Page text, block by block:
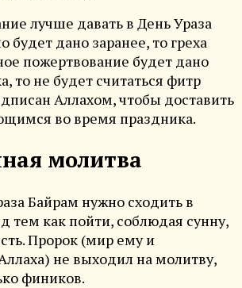
лучше давать в День Ураза
будет дано заранее, то греха
пожертвование будет дано
то не будет считаться фитр
Аллахом, чтобы доставить
во время праздника.
молитва
Байрам нужно сходить в
тем как пойти, соблюдая сунну,
Пророк (мир ему и
не выходил на молитву,
фиников.